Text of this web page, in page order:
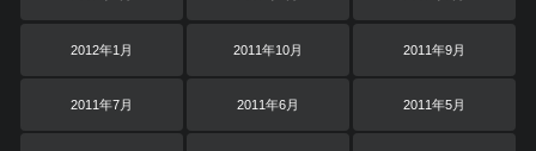
2012年1月 2011年10月 2011年9月
2011年7月 2011年6月 2011年5月